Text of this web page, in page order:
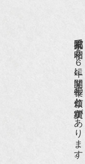
FIGARO japon』12
mr partner』2011年2
年11月 『週刊
Hanako WEST』4月号
骨董古美術の愉し京都祇園で昭和５６年に開業、長年の信頼と実績があります。